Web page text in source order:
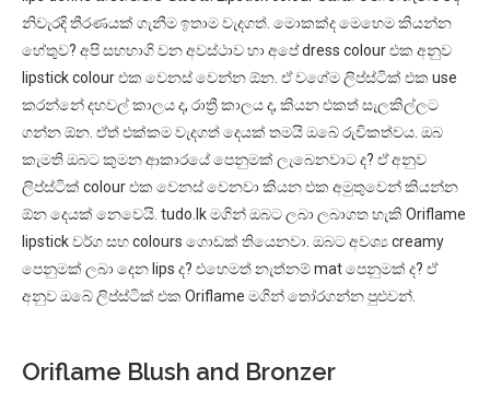
නිවැරදි තීරණයක් ගැනීම ඉතාම වැදගත්. මොකක්ද මෙහෙම කියන්න
හේතුව? අපි සහභාගි වන අවස්ථාව හා අපේ dress colour එක අනුව
lipstick colour එක වෙනස් වෙන්න ඕන. ඒ වගේම ලිප්ස්ටික් එක use
කරන්නේ දහවල් කාලය ද, රාත්‍රී කාලය ද, කියන එකත් සැලකිල්ලට
ගන්න ඕන. ඒත් එක්කම වැදගත් දෙයක් තමයි ඔබේ රුචිකත්වය. ඔබ
කැමති ඔබට කුමන ආකාරයේ පෙනුමක් ලැබෙනවාට ද? ඒ අනුව
ලිප්ස්ටික් colour එක වෙනස් වෙනවා කියන එක අමුතුවෙන් කියන්න
ඕන දෙයක් නෙවෙයි. tudo.lk මගින් ඔබට ලබා ලබාගත හැකි Oriflame
lipstick වර්ග සහ colours ගොඩක් තියෙනවා. ඔබට අවශ්‍ය creamy
පෙනුමක් ලබා දෙන lips ද? එහෙමත් නැත්නම් mat පෙනුමක් ද? ඒ
අනුව ඔබේ ලිප්ස්ටික් එක Oriflame මගින් තෝරගන්න පුළුවන්.
Oriflame Blush and Bronzer